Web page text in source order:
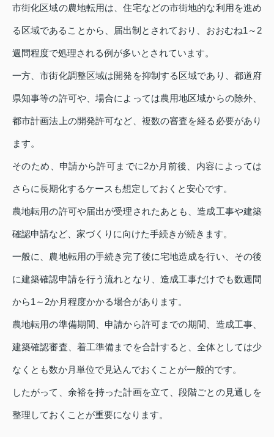
市街化区域の農地転用は、住宅などの市街地的な利用を進め
る区域であることから、届出制とされており、おおむね1～2
週間程度で処理される例が多いとされています。
一方、市街化調整区域は開発を抑制する区域であり、都道府
県知事等の許可や、場合によっては農用地区域からの除外、
都市計画法上の開発許可など、複数の審査を経る必要があり
ます。
そのため、申請から許可までに2か月前後、内容によっては
さらに長期化するケースも想定しておくと安心です。
農地転用の許可や届出が受理されたあとも、造成工事や建築
確認申請など、家づくりに向けた手続きが続きます。
一般に、農地転用の手続き完了後に宅地造成を行い、その後
に建築確認申請を行う流れとなり、造成工事だけでも数週間
から1～2か月程度かかる場合があります。
農地転用の準備期間、申請から許可までの期間、造成工事、
建築確認審査、着工準備までを合計すると、全体としては少
なくとも数か月単位で見込んでおくことが一般的です。
したがって、余裕を持った計画を立て、段階ごとの見通しを
整理しておくことが重要になります。